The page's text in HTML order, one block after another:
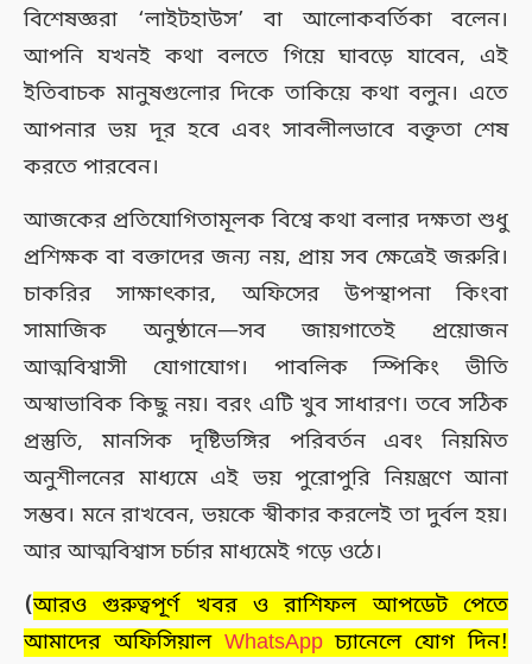
বিশেষজ্ঞরা ‘লাইটহাউস’ বা আলোকবর্তিকা বলেন।
আপনি যখনই কথা বলতে গিয়ে ঘাবড়ে যাবেন, এই
ইতিবাচক মানুষগুলোর দিকে তাকিয়ে কথা বলুন। এতে
আপনার ভয় দূর হবে এবং সাবলীলভাবে বক্তৃতা শেষ
করতে পারবেন।
আজকের প্রতিযোগিতামূলক বিশ্বে কথা বলার দক্ষতা শুধু
প্রশিক্ষক বা বক্তাদের জন্য নয়, প্রায় সব ক্ষেত্রেই জরুরি।
চাকরির সাক্ষাৎকার, অফিসের উপস্থাপনা কিংবা
সামাজিক অনুষ্ঠানে—সব জায়গাতেই প্রয়োজন
আত্মবিশ্বাসী যোগাযোগ। পাবলিক স্পিকিং ভীতি
অস্বাভাবিক কিছু নয়। বরং এটি খুব সাধারণ। তবে সঠিক
প্রস্তুতি, মানসিক দৃষ্টিভঙ্গির পরিবর্তন এবং নিয়মিত
অনুশীলনের মাধ্যমে এই ভয় পুরোপুরি নিয়ন্ত্রণে আনা
সম্ভব। মনে রাখবেন, ভয়কে স্বীকার করলেই তা দুর্বল হয়।
আর আত্মবিশ্বাস চর্চার মাধ্যমেই গড়ে ওঠে।
(আরও গুরুত্বপূর্ণ খবর ও রাশিফল আপডেট পেতে
আমাদের অফিসিয়াল WhatsAppচ্যানেলে যোগ দিন!